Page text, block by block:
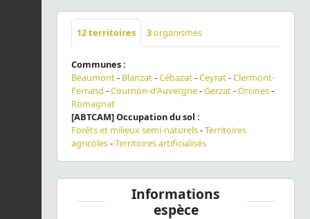
12territoires 3organismes
Communes :
Beaumont- Blanzat-Cébazat-Ceyrat-Clermont-
Ferrand -Cournon-d'Auvergne-Gerzat-Orcines-
Romagnat
[ABTCAM] Occupation du sol :
Forêts et milieux semi-naturels-Territoires
agricoles-Territoires artificialisés
Informations
espèce